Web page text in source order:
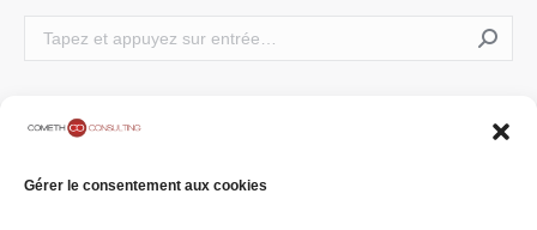
Gérer le consentement aux cookies